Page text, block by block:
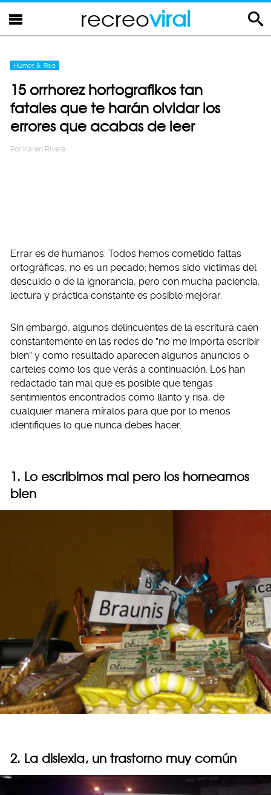
recreoviral
Humor & Risa
15 orrhorez hortografikos tan
fatales que te harán olvidar los
errores que acabas de leer
Por Karen Rivera
Errar es de humanos. Todos hemos cometido faltas
ortográficas, no es un pecado; hemos sido víctimas del
descuido o de la ignorancia, pero con mucha paciencia,
lectura y práctica constante es posible mejorar.
Sin embargo, algunos delincuentes de la escritura caen
constantemente en las redes de ”no me importa escribir
bien” y como resultado aparecen algunos anuncios o
carteles como los que verás a continuación. Los han
redactado tan mal que es posible que tengas
sentimientos encontrados como llanto y risa, de
cualquier manera míralos para que por lo menos
identifiques lo que nunca debes hacer.
1. Lo escribimos mal pero los horneamos
bien
2. La dislexia, un trastorno muy común